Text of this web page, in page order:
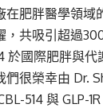
肥胖醫學領域
，共吸引超過
於國際肥胖與代
很榮幸由 Dr.
514 與 GLP-